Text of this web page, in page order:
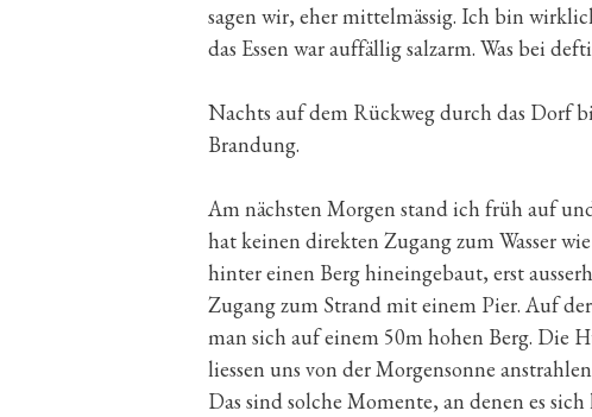
sagen wir, eher mittelmässig. Ich bin
das Essen war auffällig salzarm. Was bei
Nachts auf dem Rückweg durch das Dorf
Brandung.
Am nächsten Morgen stand ich früh auf
hat keinen direkten Zugang zum Wasser
hinter einen Berg hineingebaut, erst
Zugang zum Strand mit einem Pier. Auf
man sich auf einem 50m hohen Berg. Die
liessen uns von der Morgensonne
Das sind solche Momente, an denen es